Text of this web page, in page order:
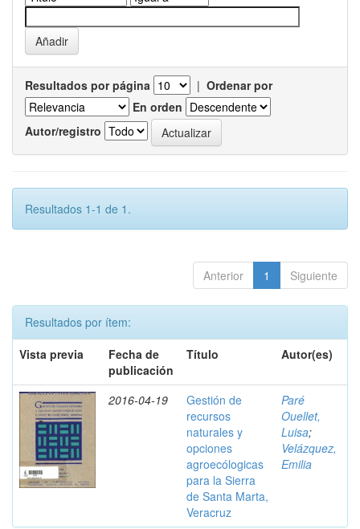
Resultados por página | Ordenar por
En orden
Autor/registro
Resultados 1-1 de 1.
Anterior 1 Siguiente
Resultados por ítem:
Vista previa
Fecha de
publicación
Título Autor(es)
2016-04-19
Gestión de
recursos
naturales y
opciones
agroecólogicas
para la Sierra
de Santa Marta,
Veracruz
Paré
Ouellet,
Luisa;
Velázquez,
Emilia